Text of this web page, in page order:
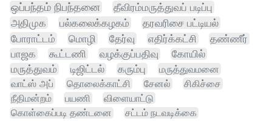
ஒப்பந்தம் நிபந்தனை
தீவிரம்மருத்துவப் படிப்பு
அதிமுக
பல்கலைக்கழகம்
தரவரிசை பட்டியல்
போராட்டம்
மொழி தேர்வு எதிர்க்கட்சி
தண்ணீர்
பாஜக
கூட்டணி வழக்குப்பதிவு
கோயில்
மருத்துவம்
டிஜிட்டல் கரும்பு
மருத்துவமனை
வாட்ஸ் அப்
தொலைக்காட்சி சேனல்
சிகிச்சை
நீதிமன்றம்
பயணி விளையாட்டு
கொள்கைப்படி தண்டனை சட்டம் நடவடிக்கை